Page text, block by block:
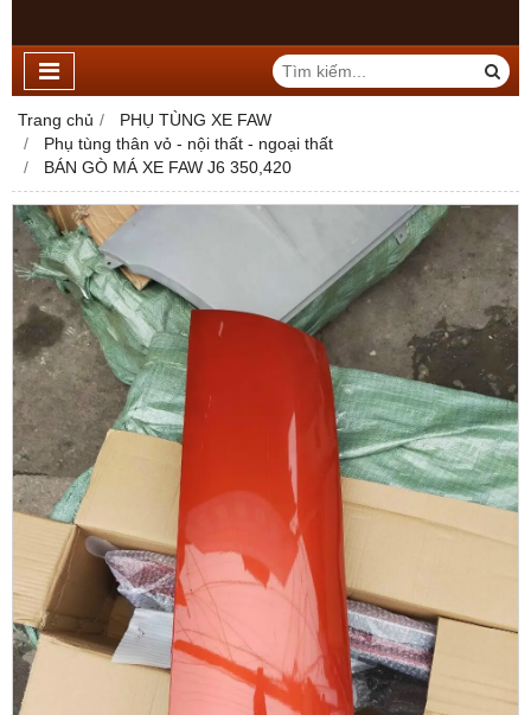
Trang chủ
PHỤ TÙNG XE FAW
Phụ tùng thân vỏ - nội thất - ngoại thất
BÁN GÒ MÁ XE FAW J6 350,420